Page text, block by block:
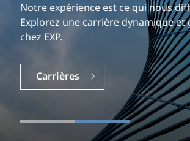
Notre expérience est ce qui nous
Explorez une carrière dynamique
chez EXP.
Carrières